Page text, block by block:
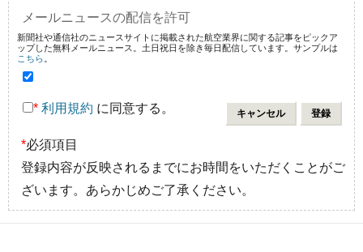
メールニュースの配信を許可
新聞社や通信社のニュースサイトに掲載された航空業界に関する記事をピックア
ップした無料メールニュース。土日祝日を除き毎日配信しています。サンプルは
こちら
* 利用規約 に同意する。
*必須項目
登録内容が反映されるまでにお時間をいただくことがご
ざいます。あらかじめご了承ください。